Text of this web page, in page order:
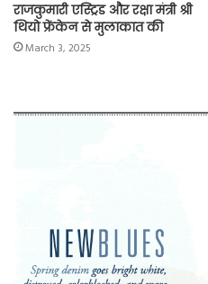
राजकुमारी एस्ट्रिड और रक्षा मंत्री श्री
थियो फ्रेंकेन से मुलाकात की
March 3, 2025